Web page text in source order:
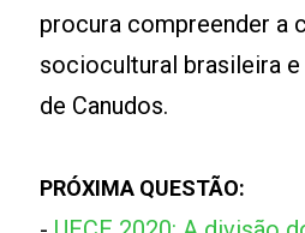
procura compreender a
sociocultural brasileira
de Canudos.
PRÓXIMA QUESTÃO: